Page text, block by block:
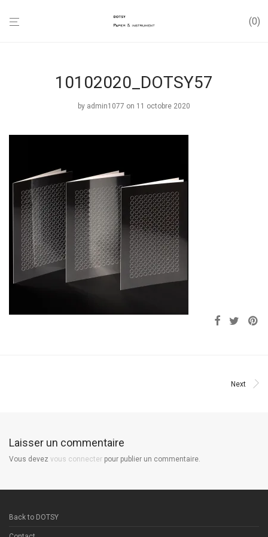
0
10102020_DOTSY57
by admin1077 on 11 octobre 2020
Next
Laisser un commentaire
Vous devez vous connecter pour publier un commentaire.
Back to DOTSY